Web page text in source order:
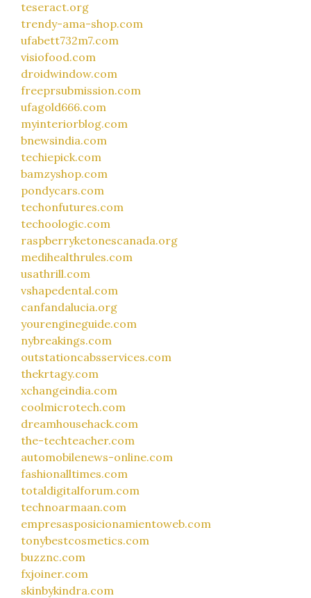
teseract.org
trendy-ama-shop.com
ufabett732m7.com
visiofood.com
droidwindow.com
freeprsubmission.com
ufagold666.com
myinteriorblog.com
bnewsindia.com
techiepick.com
bamzyshop.com
pondycars.com
techonfutures.com
techoologic.com
raspberryketonescanada.org
medihealthrules.com
usathrill.com
vshapedental.com
canfandalucia.org
yourengineguide.com
nybreakings.com
outstationcabsservices.com
thekrtagy.com
xchangeindia.com
coolmicrotech.com
dreamhousehack.com
the-techteacher.com
automobilenews-online.com
fashionalltimes.com
totaldigitalforum.com
technoarmaan.com
empresasposicionamientoweb.com
tonybestcosmetics.com
buzznc.com
fxjoiner.com
skinbykindra.com